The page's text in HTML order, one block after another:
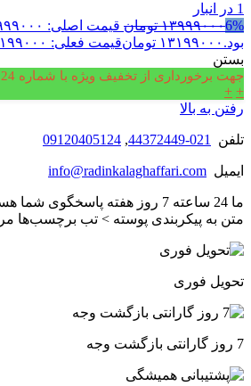
1 در انبار
6%۱۳۹۹۹۰۰۰ تومان
بود. ۱۳۱۹۹۰۰۰ تومانقیمت فعلی: ۱۳۱۹۹۰۰۰ تومان.
بستن
جهت برخورداری از تخفیف ویژه با شماره 09120405124 تماس حاصل فرمایید.
+
+
رفتن به بالا
تلفن 021-44372449
,
09120405124
ایمیل info@radinkalaghaffari.com
ما 24 ساعته 7 روز هفته پاسخگوی
متن به پیکربندی پوسته > تب برچسب‌ها
تحویل فوری
7 روز گارانتی بازگشت وجه